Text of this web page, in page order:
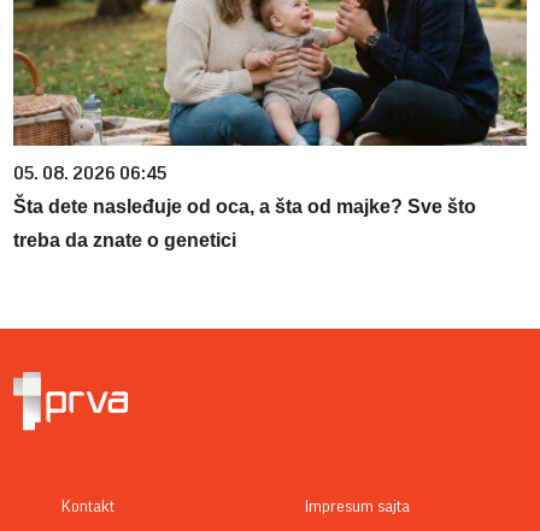
05. 08. 2026 06:45
Šta dete nasleđuje od oca, a šta od majke? Sve što
treba da znate o genetici
Kontakt Impresum sajta